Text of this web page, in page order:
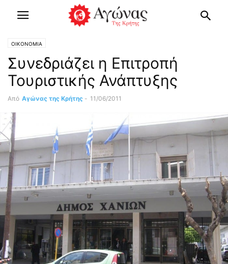
OIKONOMIA
Συνεδριάζει η Επιτροπή
Τουριστικής Ανάπτυξης
Από Αγώνας της Κρήτης - 11/06/2011